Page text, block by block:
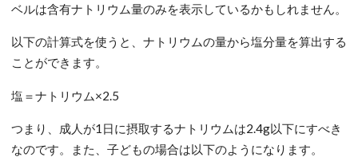
ベルは含有ナトリウム量のみを表示しているかもしれません。
以下の計算式を使うと、ナトリウムの量から塩分量を算出する
ことができます。
塩＝ナトリウム×2.5
つまり、成人が1日に摂取するナトリウムは2.4g以下にすべき
なのです。また、子どもの場合は以下のようになります。